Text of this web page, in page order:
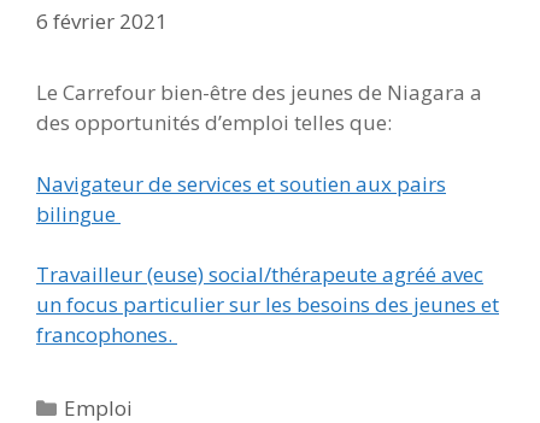
6 février 2021
Le Carrefour bien-être des jeunes de Niagara a
des opportunités d’emploi telles que:
Navigateur de services et soutien aux pairs
bilingue
Travailleur (euse) social/thérapeute agréé avec
un focus particulier sur les besoins des jeunes et
francophones.
Catégories
Emploi